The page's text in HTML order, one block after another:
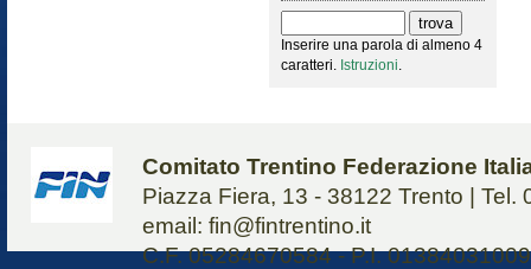
Inserire una parola di almeno 4
caratteri. Istruzioni.
Comitato Trentino Federazione
Piazza Fiera, 13 - 38122 Trento |
email: fin@fintrentino.it
C.F. 05284670584 - P.I.